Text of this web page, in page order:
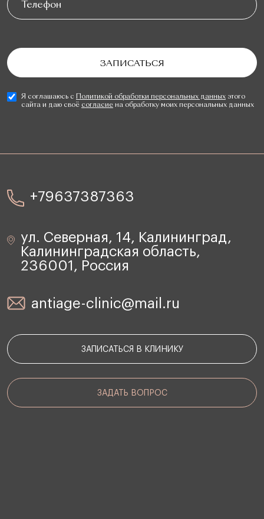
Я соглашаюсь с Политикой обработки персональных данных этого
сайта и даю своё согласиена обработку моих персональных данных
+79637387363
ул. Северная, 14, Калининград,
Калининградская область,
236001, Россия
antiage-clinic@mail.ru
ЗАПИСАТЬСЯ В КЛИНИКУ
ЗАДАТЬ ВОПРОС